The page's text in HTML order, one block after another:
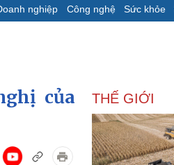
nghiệp Công nghệ Sức khỏe
Doanh nghiệp
của
THẾ GIỚI